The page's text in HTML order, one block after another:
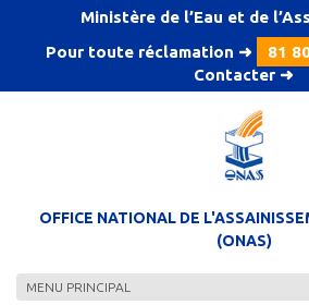
Aller au contenu principal
Ministère de l’Eau et de
Pour toute réclamation ➜
81
Contacter ➜
OFFICE NATIONAL DE
(ONAS)